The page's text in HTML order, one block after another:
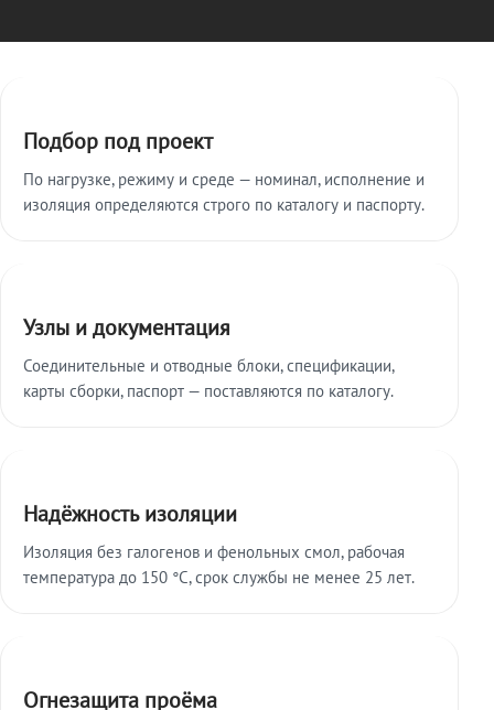
Подбор под проект
По нагрузке, режиму и среде — номинал, исполнение и
изоляция определяются строго по каталогу и паспорту.
Узлы и документация
Соединительные и отводные блоки, спецификации,
карты сборки, паспорт — поставляются по каталогу.
Надёжность изоляции
Изоляция без галогенов и фенольных смол, рабочая
температура до 150 °C, срок службы не менее 25 лет.
Огнезащита проёма